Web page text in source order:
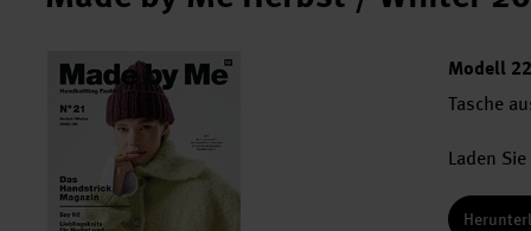
Modell 22
Tasche
Laden